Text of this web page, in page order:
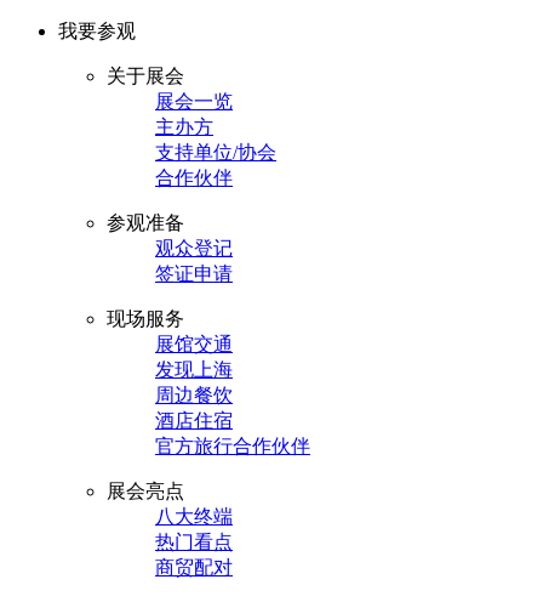
我要参观
关于展会
展会一览
主办方
支持单位/协会
合作伙伴
参观准备
观众登记
签证申请
现场服务
展馆交通
发现上海
周边餐饮
酒店住宿
官方旅行合作伙伴
展会亮点
八大终端
热门看点
商贸配对